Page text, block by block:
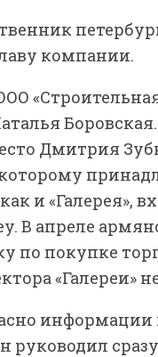
компании.
Дмитрия
и «Галерея»,
В апреле
по покупке
«Галереи»
руководил